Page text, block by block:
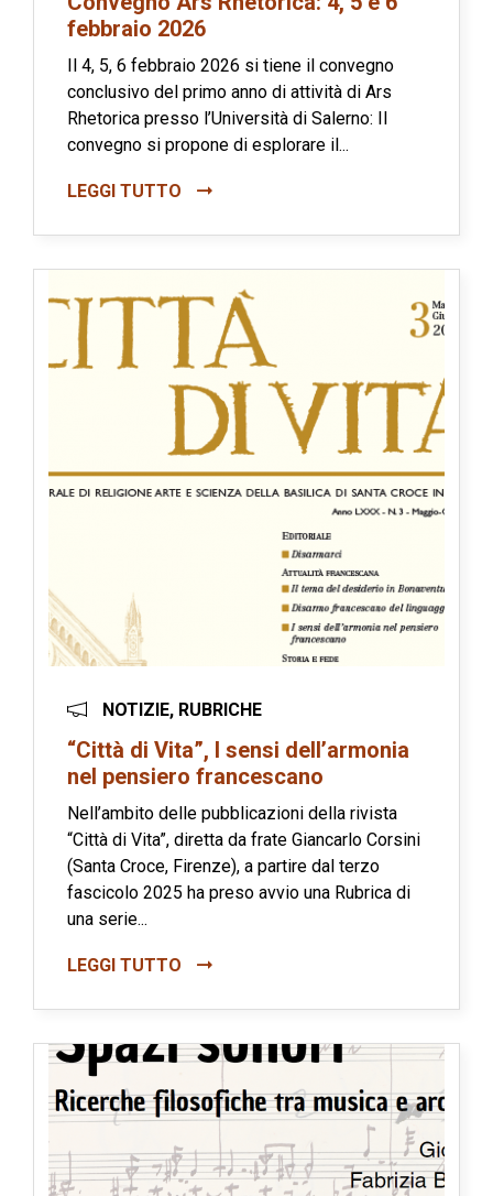
febbraio 2026
Il 4, 5, 6 febbraio 2026 si tiene il convegno
conclusivo del primo anno di attività di Ars
Rhetorica presso l’Università di Salerno: Il
convegno si propone di esplorare il...
LEGGI TUTTO
NOTIZIE, RUBRICHE
“Città di Vita”, I sensi dell’armonia
nel pensiero francescano
Nell’ambito delle pubblicazioni della rivista
“Città di Vita”, diretta da frate Giancarlo Corsini
(Santa Croce, Firenze), a partire dal terzo
fascicolo 2025 ha preso avvio una Rubrica di
una serie...
LEGGI TUTTO